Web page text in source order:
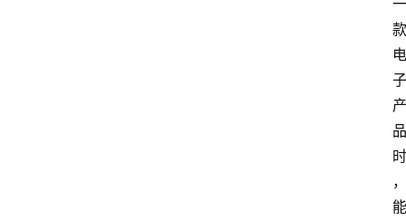
一
款
电
子
产
品
时
，
能